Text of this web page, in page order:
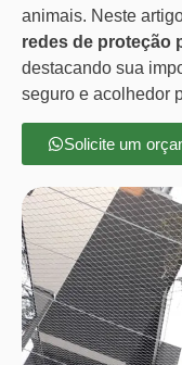
animais. Neste
redes de proteção
destacando sua
seguro e acolhedor
Solicite um